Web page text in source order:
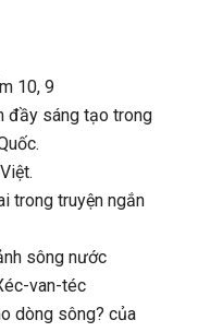
10, 9
đầy sáng tạo trong
trong truyện ngắn
sông nước
van-téc
dòng sông? của